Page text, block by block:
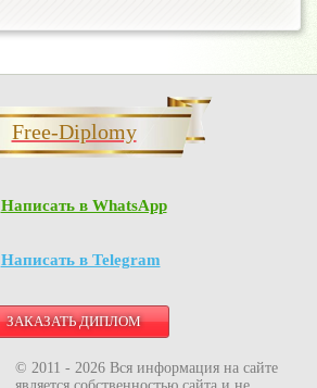
Free-Diplomy
Написать в WhatsApp
Написать в Telegram
ЗАКАЗАТЬ ДИПЛОМ
© 2011 - 2026 Вся информация на сайте